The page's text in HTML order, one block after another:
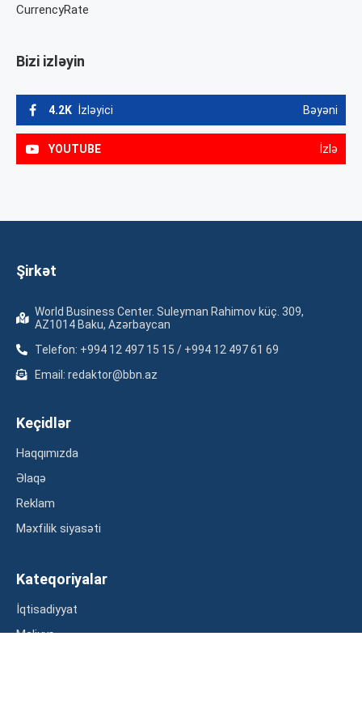
CurrencyRate
Bizi izləyin
4.2K İzləyici Bəyəni
YOUTUBE İzlə
Şirkət
World Business Center. Suleyman Rahimov küç. 309,
AZ1014 Baku, Azərbaycan
Telefon: +994 12 497 15 15 / +994 12 497 61 69
Email: redaktor@bbn.az
Keçidlər
Haqqımızda
Əlaqə
Reklam
Məxfilik siyasəti
Kateqoriyalar
İqtisadiyyat
Maliyyə